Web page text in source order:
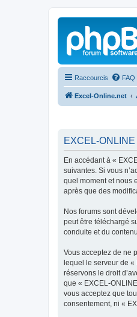
Raccourcis FAQ
Excel-Online.net
EXCEL-
En accédant à «
suivantes. Si vous
quel moment et nous
après que des
Nos forums sont
peut être téléchargé
conduite et du
Vous acceptez de ne
lequel le serveur de
réservons le droit
que « EXCEL-
vous acceptez que
consentement, ni «